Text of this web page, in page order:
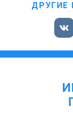
ДРУГИЕ